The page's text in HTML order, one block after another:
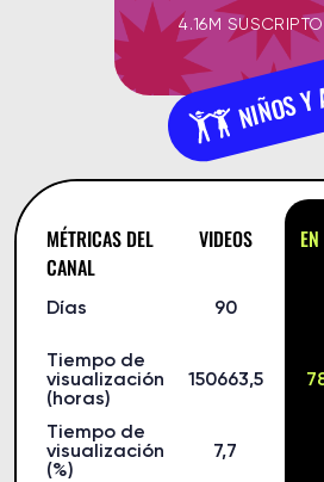
4.16M
NIÑOS
MÉTRICAS DEL
CANAL
Días
Tiempo de
visualización
(horas)
Tiempo de
visualización
(%)
VIDEOS
90
150663,5
7,7